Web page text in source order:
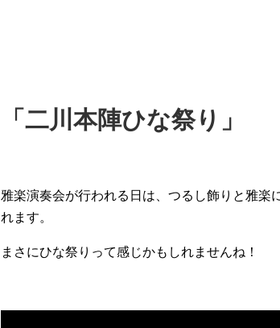
「二川本陣ひな祭り」
雅楽演奏会が行われる日は、つるし飾りと雅楽
れます。
まさにひな祭りって感じかもしれませんね！